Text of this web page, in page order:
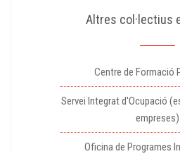
Altres col·lectius
Centre de Formació
Servei Integrat d'Ocupació
empreses)
Oficina de Programes